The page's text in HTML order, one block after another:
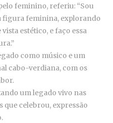
feminino, referiu: “Sou
feminina, explorando
estético, e faço essa
como músico e um
cabo-verdiana, com os
um legado vivo nas
que celebrou, expressão